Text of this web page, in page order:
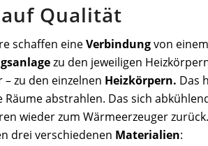
Qualität
schaffen eineVerbindungvon
zu den jeweiligen
– zu den einzelnen Heizkörpern. Das
Räume abstrahlen. Das sich
wieder zum Wärmeerzeuger
drei verschiedenen Materialien: